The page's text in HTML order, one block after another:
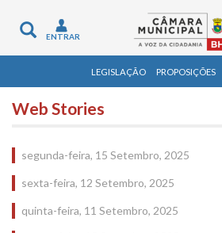
Toggle
navigation
ENTRAR
LEGISLAÇÃO PROPOSIÇÕES
Web Stories
segunda-feira, 15 Setembro, 2025
sexta-feira, 12 Setembro, 2025
quinta-feira, 11 Setembro, 2025